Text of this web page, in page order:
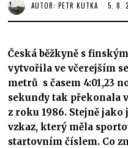
AUTOR:PETR KUTKA 5. 8.
Česká běžkyně s
vytvořila ve včerejším
metrů s časem 4:01,23
sekundy tak překonala
z roku 1986. Stejně
vzkaz, který měla
startovním číslem. Co